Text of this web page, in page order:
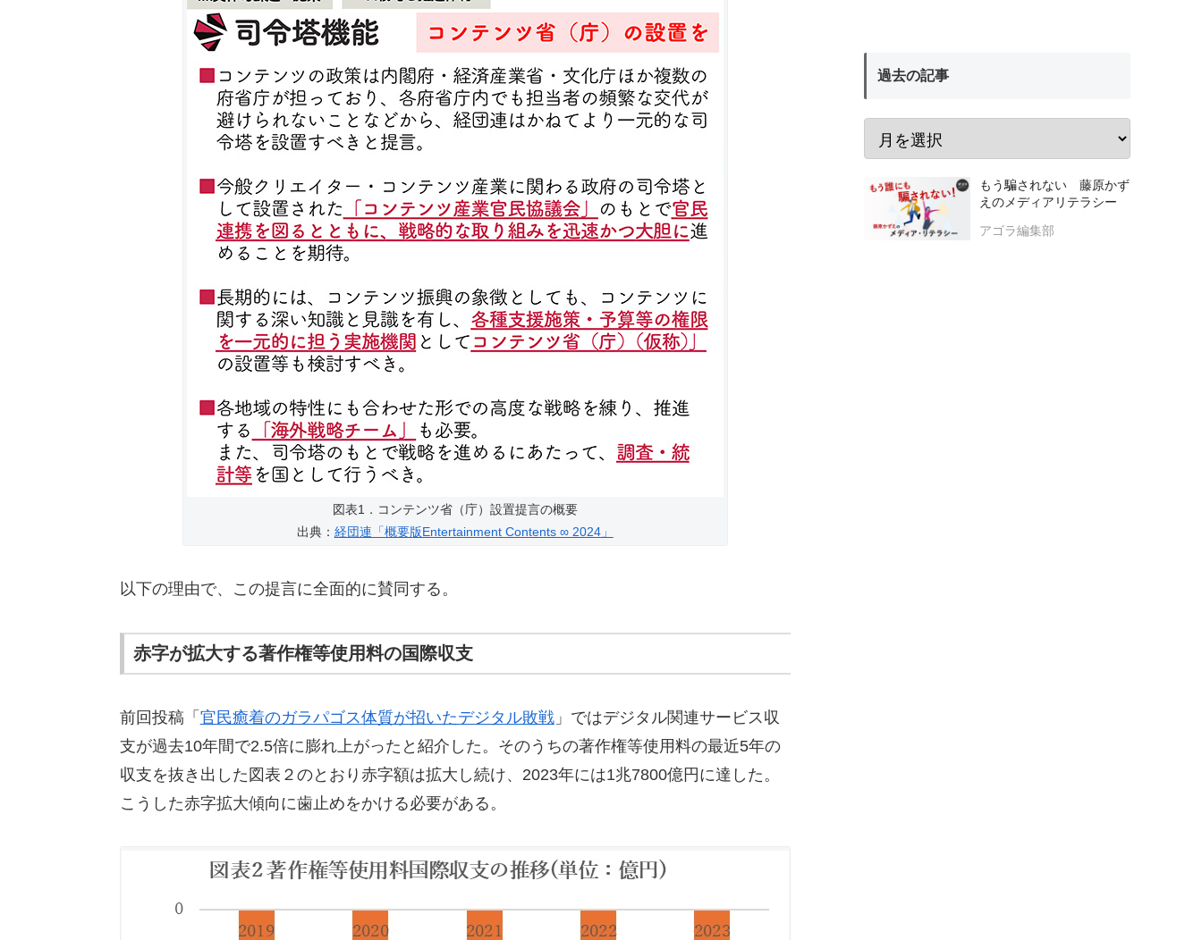
図表1．コンテンツ省（庁）設置提言の概要
出典： 経団連「概要版Entertainment Contents ∞ 2024」
以下の理由で、この提言に全面的に賛同する。
赤字が拡大する著作権等使用料の国際収支
前回投稿「 官民癒着のガラパゴス体質が招いたデジタル敗戦」ではデジタル関連サービス収
支が過去10年間で2.5倍に膨れ上がったと紹介した。そのうちの著作権等使用料の最近5年の
収支を抜き出した図表２のとおり赤字額は拡大し続け、2023年には1兆7800億円に達した。
こうした赤字拡大傾向に歯止めをかける必要がある。
過去の記事
もう騙されない 藤原かず
えのメディアリテラシー
アゴラ編集部